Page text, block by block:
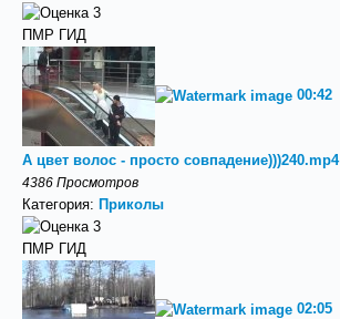
ПМР ГИД
00:42
А цвет волос - просто совпадение)))240.mp4
4386 Просмотров
Категория: Приколы
ПМР ГИД
02:05